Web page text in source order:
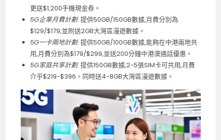
更送$1,200手機現金券。
5G企業月費計劃: 提供50GB/150GB數據,月費分別為
$129/$179,並附送2GB大灣區漫遊數據。
5G一卡兩地計劃: 提供50GB/100GB數據,能夠在中港兩地共
用,月費分別為$179/$299,並送200分鐘中港澳通話優惠。
5G家庭共享計劃: 提供150GB數據,2-5張SIM卡可共用,月費
介乎$219-$396。同時送4-8GB大灣區漫遊數據。